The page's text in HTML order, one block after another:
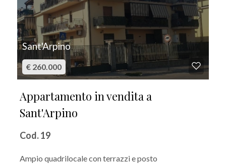
Sant'Arpino
€ 260.000
Appartamento in vendita a
Sant'Arpino
Cod. 19
Ampio quadrilocale con terrazzi e posto